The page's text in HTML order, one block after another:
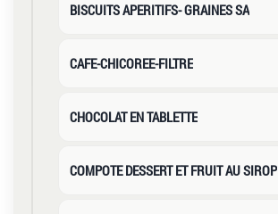
BISCUITS APERITIFS- GRAINES SA
CAFE-CHICOREE-FILTRE
CHOCOLAT EN TABLETTE
COMPOTE DESSERT ET FRUIT AU SIROP